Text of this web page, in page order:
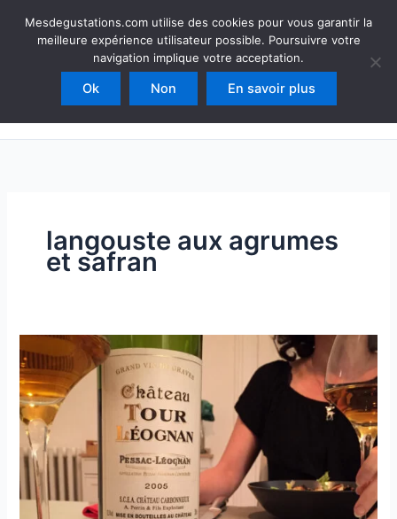
Mesdegustations
Dégustations, accords & autour du vin
Rechercher
langouste aux agrumes
et safran
Mesdegustations.com utilise des cookies pour vous garantir la
meilleure expérience utilisateur possible. Poursuivre votre
navigation implique votre acceptation.
Ok Non En savoir plus